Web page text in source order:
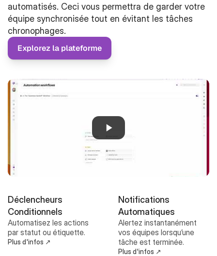
automatisés. Ceci vous permettra de garder votre
équipe synchronisée tout en évitant les tâches
chronophages.
Explorez la plateforme
Déclencheurs
Conditionnels
Automatisez les actions
par statut ou étiquette.
Plus d'infos ↗
Notifications
Automatiques
Alertez instantanément
vos équipes lorsqu’une
tâche est terminée.
Plus d'infos ↗